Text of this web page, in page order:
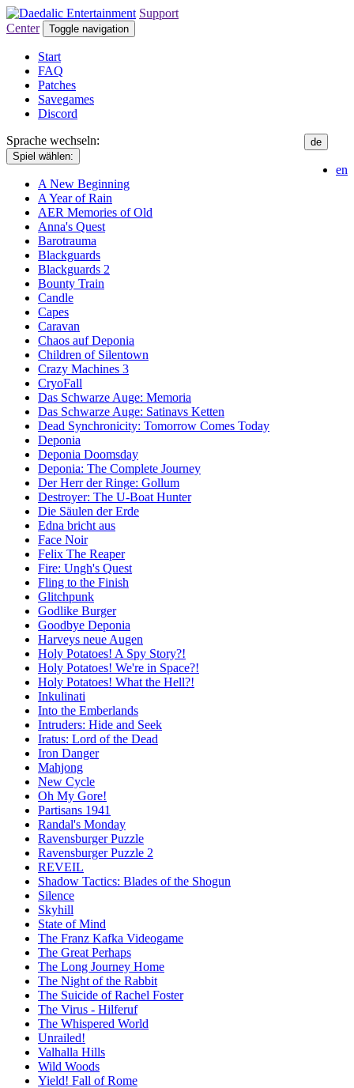
Support
Center
Toggle navigation
Start
FAQ
Patches
Savegames
Discord
Sprache wechseln:
de
en
Spiel wählen:
A New Beginning
A Year of Rain
AER Memories of Old
Anna's Quest
Barotrauma
Blackguards
Blackguards 2
Bounty Train
Candle
Capes
Caravan
Chaos auf Deponia
Children of Silentown
Crazy Machines 3
CryoFall
Das Schwarze Auge: Memoria
Das Schwarze Auge: Satinavs Ketten
Dead Synchronicity: Tomorrow Comes Today
Deponia
Deponia Doomsday
Deponia: The Complete Journey
Der Herr der Ringe: Gollum
Destroyer: The U-Boat Hunter
Die Säulen der Erde
Edna bricht aus
Face Noir
Felix The Reaper
Fire: Ungh's Quest
Fling to the Finish
Glitchpunk
Godlike Burger
Goodbye Deponia
Harveys neue Augen
Holy Potatoes! A Spy Story?!
Holy Potatoes! We're in Space?!
Holy Potatoes! What the Hell?!
Inkulinati
Into the Emberlands
Intruders: Hide and Seek
Iratus: Lord of the Dead
Iron Danger
Mahjong
New Cycle
Oh My Gore!
Partisans 1941
Randal's Monday
Ravensburger Puzzle
Ravensburger Puzzle 2
REVEIL
Shadow Tactics: Blades of the Shogun
Silence
Skyhill
State of Mind
The Franz Kafka Videogame
The Great Perhaps
The Long Journey Home
The Night of the Rabbit
The Suicide of Rachel Foster
The Virus - Hilferuf
The Whispered World
Unrailed!
Valhalla Hills
Wild Woods
Yield! Fall of Rome